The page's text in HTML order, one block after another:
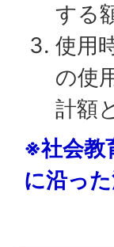
する
使用
の使
計額
※社会教
に沿っ